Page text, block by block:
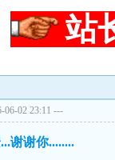
站
06-02 23:11 ---
谢谢你........